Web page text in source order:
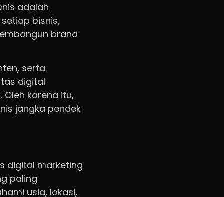
adalah
bisnis,
brand
serta
digital
karena itu,
jangka pendek
digital marketing
paling
usia, lokasi,